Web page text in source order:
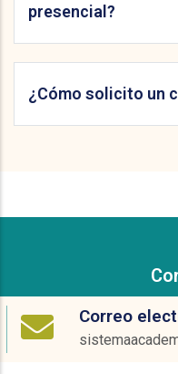
presencial?
¿Cómo solicito un
Correo